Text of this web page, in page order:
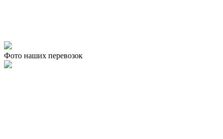
Фото наших перевозок